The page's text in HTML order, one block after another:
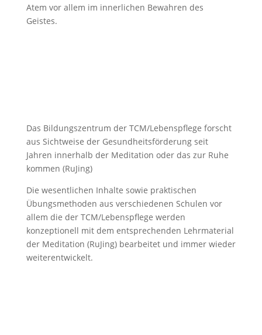
Atem vor allem im innerlichen Bewahren des
Geistes.
Das Bildungszentrum der TCM/Lebenspflege forscht
aus Sichtweise der Gesundheitsförderung seit
Jahren innerhalb der Meditation oder das zur Ruhe
kommen (RuJing)
Die wesentlichen Inhalte sowie praktischen
Übungsmethoden aus verschiedenen Schulen vor
allem die der TCM/Lebenspflege werden
konzeptionell mit dem entsprechenden Lehrmaterial
der Meditation (RuJing) bearbeitet und immer wieder
weiterentwickelt.